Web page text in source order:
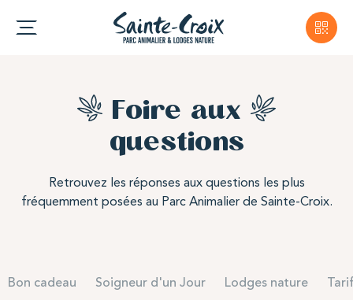
Foire aux
questions
Retrouvez les réponses aux questions les plus
fréquemment posées au Parc Animalier de Sainte-Croix.
Bon cadeau Soigneur d'un Jour Lodges nature